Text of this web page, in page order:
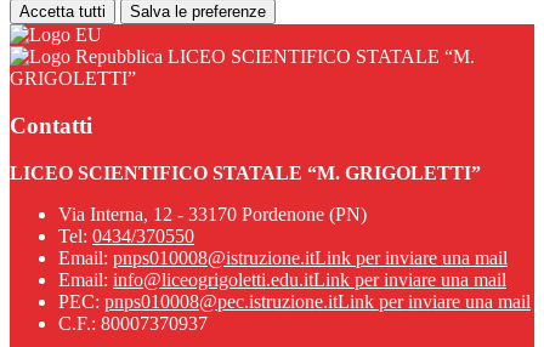
Accetta tutti Salva le preferenze
LICEO SCIENTIFICO STATALE “M.
GRIGOLETTI”
Contatti
LICEO SCIENTIFICO STATALE “M. GRIGOLETTI”
Via Interna, 12 - 33170 Pordenone (PN)
Tel: 0434/370550
Email: pnps010008@istruzione.itLink per inviare una mail
Email: info@liceogrigoletti.edu.itLink per inviare una mail
PEC: pnps010008@pec.istruzione.itLink per inviare una mail
C.F.: 80007370937